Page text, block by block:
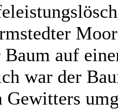
auf
war der
Gewitters